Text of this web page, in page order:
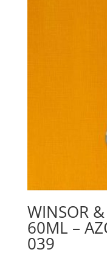
WINSOR
60ML –
039